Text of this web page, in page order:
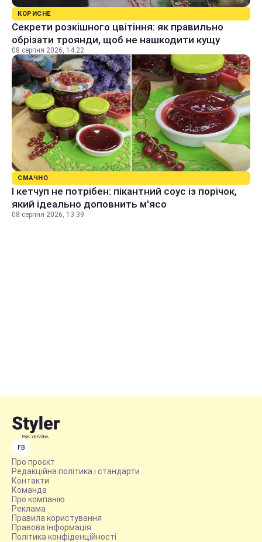
КОРИСНЕ
Секрети розкішного цвітіння: як правильно
обрізати троянди, щоб не нашкодити кущу
08 серпня 2026, 14:22
СМАЧНО
І кетчуп не потрібен: пікантний соус із порічок,
який ідеально доповнить м'ясо
08 серпня 2026, 13:39
FB
Про проєкт
Редакційна політика і стандарти
Контакти
Команда
Про компанію
Реклама
Правила користування
Правова інформація
Політика конфіденційності